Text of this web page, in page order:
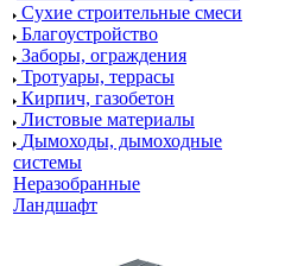
Сухие строительные смеси
Благоустройство
Заборы, ограждения
Тротуары, террасы
Кирпич, газобетон
Листовые материалы
Дымоходы, дымоходные
системы
Неразобранные
Ландшафт